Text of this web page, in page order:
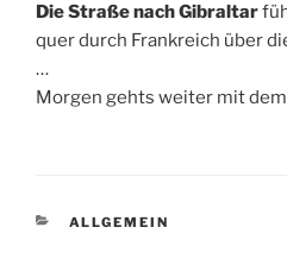
Die Straße nach Gibraltar
quer durch Frankreich über
…
Morgen gehts weiter mit
KATEGORIEN
ALLGEMEIN